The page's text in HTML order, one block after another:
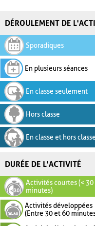
DÉROULEMENT DE
Sporadiques
En plusieurs séances
En classe seulement
Hors classe
En classe et hors classe
DURÉE DE L'ACTIVITÉ
Activités courtes (< 30
minutes)
Activités développées
(Entre 30 et 60